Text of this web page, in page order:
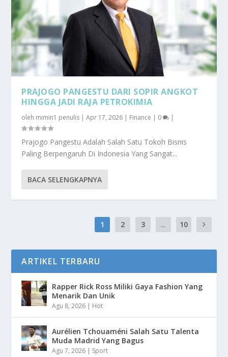
PRAJOGO PANGESTU DARI SOPIR ANGKOT
HINGGA JADI RAJA PETROKIMIA
oleh mimin1 penulis |Apr 17, 2026 | Finance | 0 |
Prajogo Pangestu Adalah Salah Satu Tokoh Bisnis
Paling Berpengaruh Di Indonesia Yang Sangat...
BACA SELENGKAPNYA
1 2 3 ... 10
ARTIKEL TERBARU
Rapper Rick Ross Miliki Gaya Fashion Yang
Menarik Dan Unik
Agu 8, 2026 | Hot
Aurélien Tchouaméni Salah Satu Talenta
Muda Madrid Yang Bagus
Agu 7, 2026 | Sport